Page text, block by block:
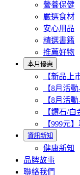
營養保健
嚴選食材
安心用品
精選書籍
推薦好物
本月優惠
【新品上
【8月活
【8月活
【鑽石/
【999元
資訊新知
健康新知
品牌故事
聯絡我們